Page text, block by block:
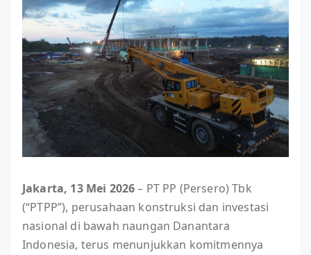
Jakarta, 13 Mei 2026– PT PP (Persero) Tbk
(“PTPP”), perusahaan konstruksi dan investasi
nasional di bawah naungan Danantara
Indonesia, terus menunjukkan komitmennya